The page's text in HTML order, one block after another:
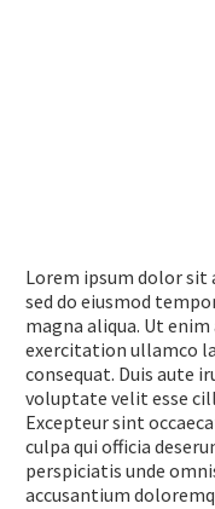
Lorem ipsum dolor
sed do eiusmod
magna aliqua. Ut
exercitation ullamco
consequat. Duis aute
voluptate velit esse
Excepteur sint
culpa qui officia
perspiciatis unde
accusantium